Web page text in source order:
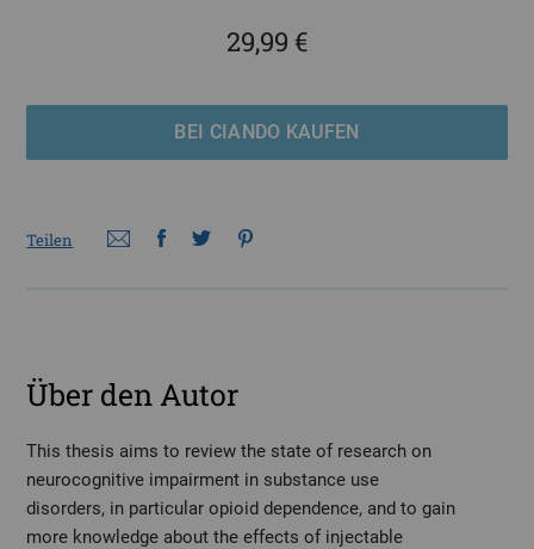
29,99 €
BEI CIANDO KAUFEN
Teilen
Über den Autor
This thesis aims to review the state of research on
neurocognitive impairment in substance use
disorders, in particular opioid dependence, and to gain
more knowledge about the effects of injectable